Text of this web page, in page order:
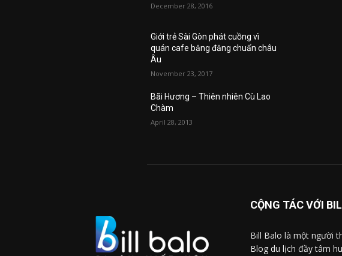
December 28, 2016
Giới trẻ Sài Gòn phát cuồng vì
quán cafe băng đăng chuẩn châu
Âu
November 23, 2017
Bãi Hương – Thiên nhiên Cù Lao
Chàm
April 28, 2013
CỘNG TÁC VỚI
Bill Balo là một người
Blog du lịch đầy tâm